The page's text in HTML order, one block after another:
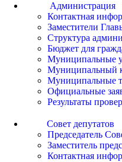
Администрация
Контактная
Заместители
Структура
Бюджет для
Муниципальные
Муниципальный
Муниципальные
Официальные
Результаты
Совет депутатов
Председатель
Заместитель
Контактная